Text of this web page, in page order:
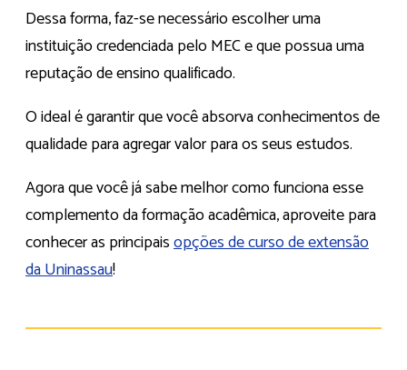
Dessa forma, faz-se necessário escolher uma
instituição credenciada pelo MEC e que possua uma
reputação de ensino qualificado.
O ideal é garantir que você absorva conhecimentos de
qualidade para agregar valor para os seus estudos.
Agora que você já sabe melhor como funciona esse
complemento da formação acadêmica, aproveite para
conhecer as principaisopções de curso de extensão
da Uninassau!